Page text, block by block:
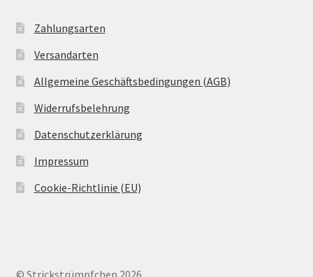
Zahlungsarten
Versandarten
Allgemeine Geschäftsbedingungen (AGB)
Widerrufsbelehrung
Datenschutzerklärung
Impressum
Cookie-Richtlinie (EU)
© Strickstrümpfchen 2026